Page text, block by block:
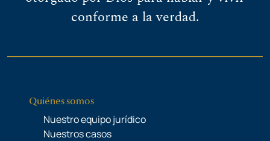
conforme a la verdad.
Quiénes somos
Nuestro equipo jurídico
Nuestros casos